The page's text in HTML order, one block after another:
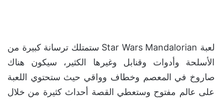
لعبة Star Wars Mandalorian ستمتلك ترسانة كبيرة من
الأسلحة وأدوات وقنابل وغيرها الكثير، سيكون هناك
صاروخ في المعصم وخطاف وواقي حيث ستحتوي اللعبة
على عالم مفتوح وستعطي القصة أحداث كثيرة من خلال